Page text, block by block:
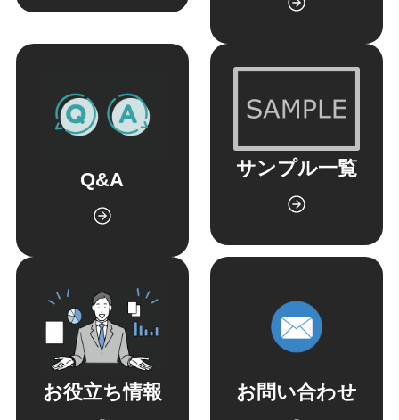
Q&A
サンプル一覧
お役立ち情報 お問い合わせ